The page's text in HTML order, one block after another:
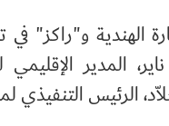
الهندية و"راكز" في
المدير الإقليمي
الرئيس التنفيذي